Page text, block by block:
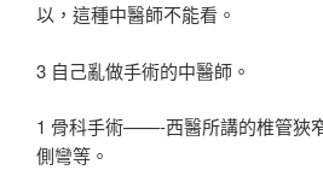
以，這種中醫師不能看。
3 自己亂做手術的中醫師。
1 骨科手術——-西醫所講的椎管狹
側彎等。